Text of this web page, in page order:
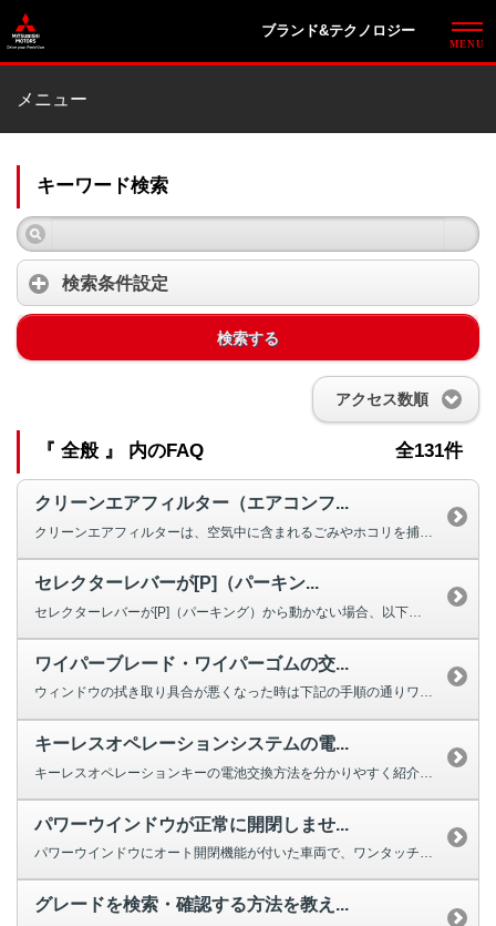
ブランド&テクノロジー
メニュー
キーワード検索
検索条件設定
検索する
アクセス数順
『 全般 』 内のFAQ 全131件
クリーンエアフィルター（エアコンフ...
セレクターレバーが[P]（パーキン...
セレクターレバーが[P]（パーキング）から動かない場合、以下を確認してくだ...
ワイパーブレード・ワイパーゴムの交...
ウィンドウの拭き取り具合が悪くなった時は下記の手順の通りワイパーの交換をし...
キーレスオペレーションシステムの電...
キーレスオペレーションキーの電池交換方法を分かりやすく紹介する動画をご用意...
パワーウインドウが正常に開閉しませ...
パワーウインドウにオート開閉機能が付いた車両で、ワンタッチで完全に閉じ...
グレードを検索・確認する方法を教え...